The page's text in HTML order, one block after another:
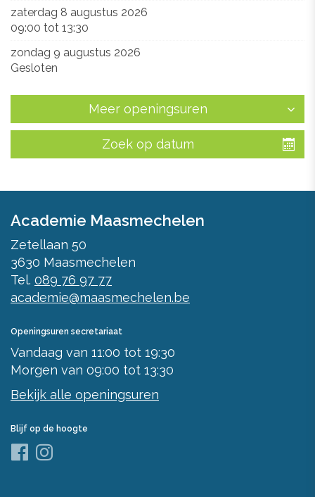
zaterdag 8 augustus 2026
09:00 tot 13:30
zondag 9 augustus 2026
Gesloten
Meer openingsuren
Zoek op datum
Academie Maasmechelen
Zetellaan 50
3630 Maasmechelen
Tel. 089 76 97 77
academie@maasmechelen.be
Openingsuren secretariaat
Vandaag van 11:00 tot 19:30
Morgen van 09:00 tot 13:30
Bekijk alle openingsuren
Blijf op de hoogte
Facebook
Instagram